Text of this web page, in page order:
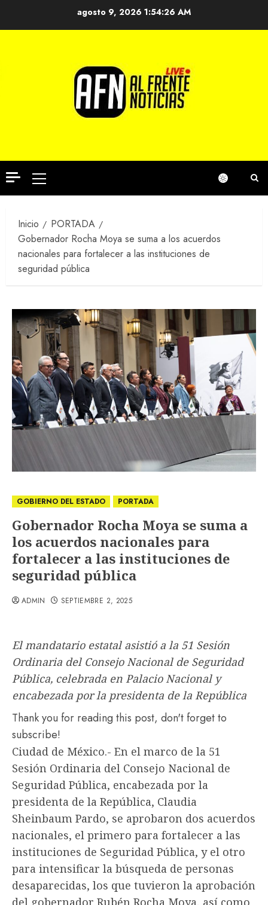
agosto 9, 20261:54:27 AM
Menú
principal
Inicio
PORTADA
Gobernador Rocha Moya se suma a los acuerdos
nacionales para fortalecer a las instituciones de
seguridad pública
GOBIERNO DEL ESTADO PORTADA
Gobernador Rocha Moya se suma a
los acuerdos nacionales para
fortalecer a las instituciones de
seguridad pública
ADMIN SEPTIEMBRE 2, 2025
El mandatario estatal asistió a la 51 Sesión
Ordinaria del Consejo Nacional de Seguridad
Pública, celebrada en Palacio Nacional y
encabezada por la presidenta de la República
Thank you for reading this post, don't forget to
subscribe!
Ciudad de México.- En el marco de la 51
Sesión Ordinaria del Consejo Nacional de
Seguridad Pública, encabezada por la
presidenta de la República, Claudia
Sheinbaum Pardo, se aprobaron dos acuerdos
nacionales, el primero para fortalecer a las
instituciones de Seguridad Pública, y el otro
para intensificar la búsqueda de personas
desaparecidas, los que tuvieron la aprobación
del gobernador Rubén Rocha Moya, así como